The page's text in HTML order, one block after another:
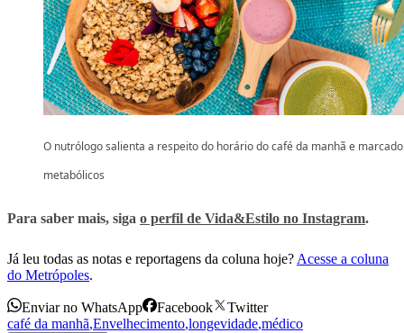
O nutrólogo salienta a respeito do horário do café da manhã e
metabólicos
Para saber mais, siga o perfil de Vida&Estilo no Instagram.
Já leu todas as notas e reportagens da coluna hoje? Acesse a coluna
do Metrópoles.
Enviar no WhatsApp Facebook
Twitter
café da manhã,Envelhecimento,longevidade,médico